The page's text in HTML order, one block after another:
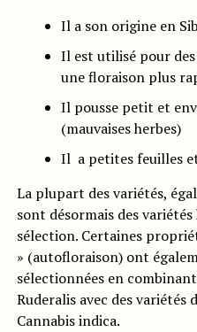
Il a son origine en
Il est utilisé pour
une floraison plus
Il pousse petit et
(mauvaises herbes)
Il a petites feuilles
La plupart des variétés,
sont désormais des
sélection. Certaines
» (autofloraison) ont
sélectionnées en
Ruderalis avec des variétés
Cannabis indica.